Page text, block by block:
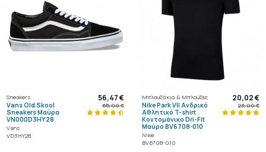
Sneakers
Vans Old Skool
Sneakers Μαύρα
VN000D3HY28
Vans
VD3HY28
56,47 €
65,00 €
Μπλουζάκια & Μπλούζες
Nike Park VII Ανδρικό
Αθλητικό T-shirt
Κοντομάνικο Dri-Fit
Μαύρο BV6708-010
Nike
BV6708-010
20,02 €
23,00 €